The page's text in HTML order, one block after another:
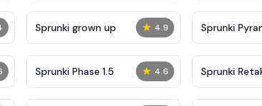
★ 4.9
Sprunki grown up Sprunki
★ 4.6
Sprunki Phase 1.5 Sprunki